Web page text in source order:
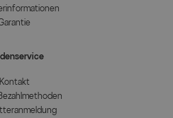
Kontakt